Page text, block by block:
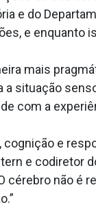
e do
e enquanto
mais
a situação
com a
cognição e
e codiretor
cérebro não é